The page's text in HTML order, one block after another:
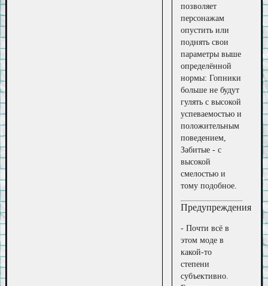
позволяет
персонажам
опустить или
поднять свои
параметры выше
определённой
нормы: Гопники
больше не будут
гулять с высокой
успеваемостью и
положительным
поведением,
Забитые - с
высокой
смелостью и
тому подобное.
Предупреждения
- Почти всё в
этом моде в
какой-то
степени
субъективно.